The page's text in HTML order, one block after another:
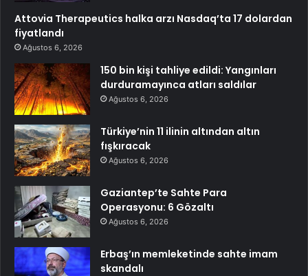
Attovia Therapeutics halka arzı Nasdaq’ta 17 dolardan
fiyatlandı
Ağustos 6, 2026
150 bin kişi tahliye edildi: Yangınları
durduramayınca atları saldılar
Ağustos 6, 2026
Türkiye’nin 11 ilinin altından altın
fışkıracak
Ağustos 6, 2026
Gaziantep’te Sahte Para
Operasyonu: 6 Gözaltı
Ağustos 6, 2026
Erbaş’ın memleketinde sahte imam
skandalı